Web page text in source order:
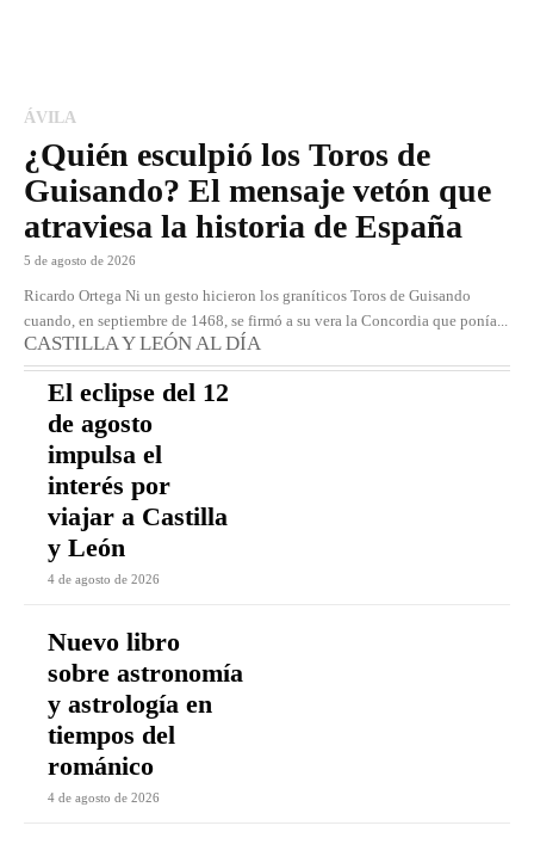
ÁVILA
¿Quién esculpió los Toros de
Guisando? El mensaje vetón que
atraviesa la historia de España
5 de agosto de 2026
Ricardo Ortega Ni un gesto hicieron los graníticos Toros de Guisando
cuando, en septiembre de 1468, se firmó a su vera la Concordia que ponía...
CASTILLA Y LEÓN AL DÍA
El eclipse del 12
de agosto
impulsa el
interés por
viajar a Castilla
y León
4 de agosto de 2026
Nuevo libro
sobre astronomía
y astrología en
tiempos del
románico
4 de agosto de 2026